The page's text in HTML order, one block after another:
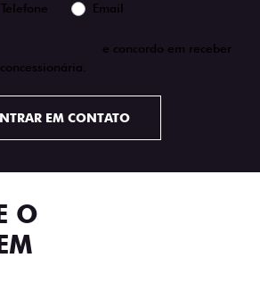
Telefone Email
e concordo em receber
EM CONTATO
O